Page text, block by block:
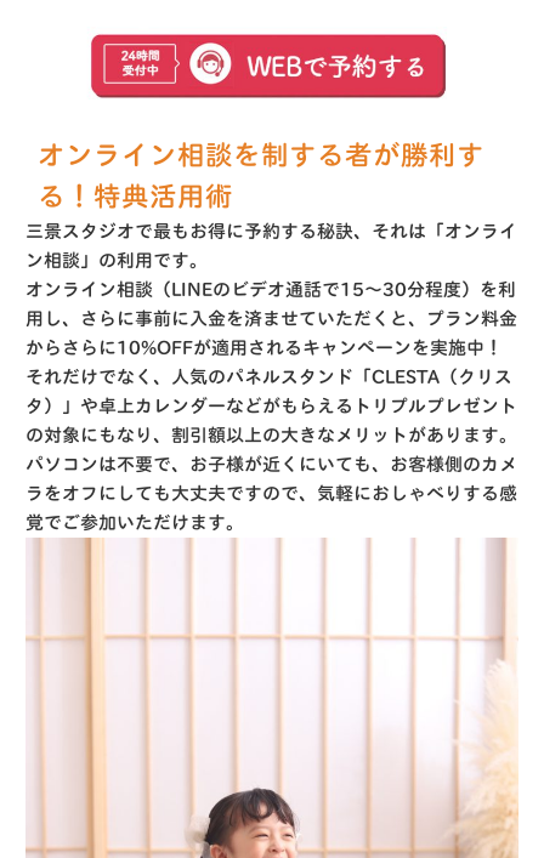
オンライン相談を制する者が勝利す
る！特典活用術
三景スタジオで最もお得に予約する秘訣、それは「 オンライ
ン相談 」の利用です。
オンライン相談（LINEのビデオ通話で15〜30分程度）を利
用し、さらに事前に入金を済ませていただくと、プラン料金
から さらに10%OFFが適用されるキャンペーンを実施中！
それだけでなく、人気のパネルスタンド「CLESTA（クリス
タ）」や卓上カレンダーなどがもらえる トリプルプレゼント
の対象にもなり、割引額以上の大きなメリットがあります。
パソコンは不要で、お子様が近くにいても、お客様側のカメ
ラをオフにしても大丈夫ですので、気軽におしゃべりする感
覚でご参加いただけます。